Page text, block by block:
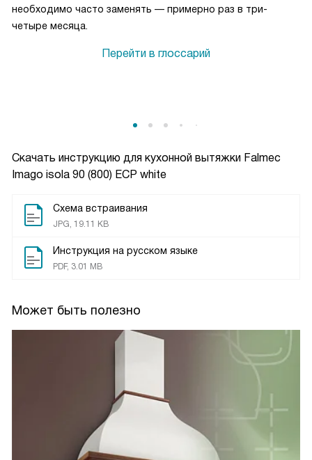
Скачать инструкцию для кухонной вытяжки Falmec
Imago isola 90 (800) ECP white
Схема встраивания
JPG, 19.11 KB
Инструкция на русском языке
PDF, 3.01 MB
Может быть полезно
необходимо часто заменять — примерно раз в три-
четыре месяца.
Перейти в глоссарий